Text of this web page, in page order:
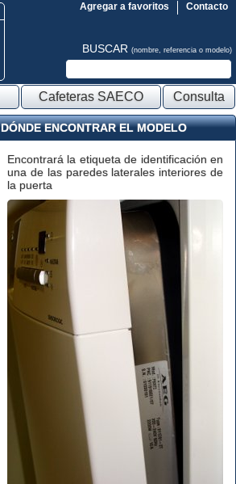
Contacto
Agregar a favoritos
BUSCAR (nombre, referencia o modelo)
Cafeteras SAECO Consulta
DÓNDE ENCONTRAR EL MODELO
Encontrará la etiqueta de identificación en
una de las paredes laterales interiores de
la puerta